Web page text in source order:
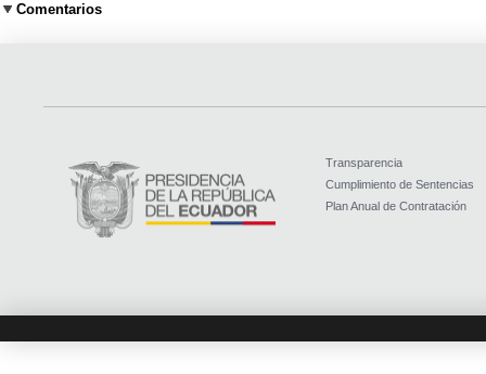
Comentarios
Transparencia
Cumplimiento de Sentencias
Plan Anual de Contratación